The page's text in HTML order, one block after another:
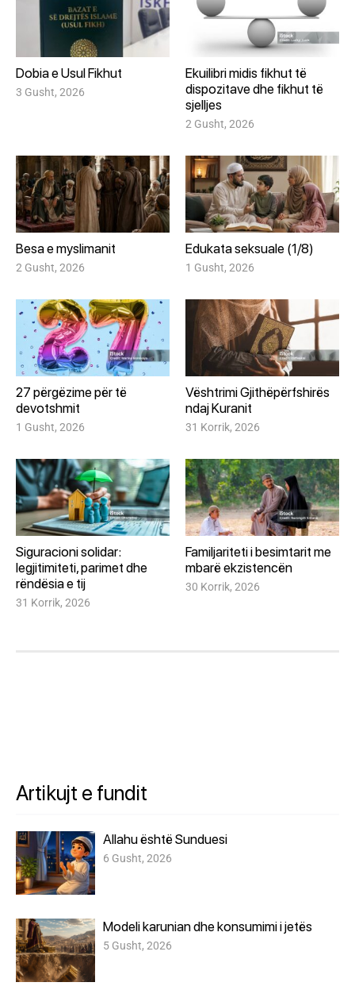
Dobia e Usul Fikhut
3 Gusht, 2026
Ekuilibri midis fikhut të
dispozitave dhe fikhut të
sjelljes
2 Gusht, 2026
Besa e myslimanit
2 Gusht, 2026
Edukata seksuale (1/8)
1 Gusht, 2026
27 përgëzime për të
devotshmit
1 Gusht, 2026
Vështrimi Gjithëpërfshirës
ndaj Kuranit
31 Korrik, 2026
Siguracioni solidar:
legjitimiteti, parimet dhe
rëndësia e tij
31 Korrik, 2026
Familjariteti i besimtarit me
mbarë ekzistencën
30 Korrik, 2026
Artikujt e fundit
Allahu është Sunduesi
6 Gusht, 2026
Modeli karunian dhe konsumimi i jetës
5 Gusht, 2026